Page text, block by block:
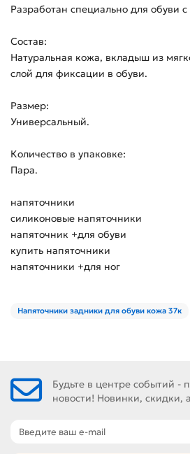
Разработан специально для обуви
Состав:
Натуральная кожа, вкладыш из
слой для фиксации в обуви.
Размер:
Универсальный.
Количество в упаковке:
Пара.
напяточники
силиконовые напяточники
напяточник +для обуви
купить напяточники
напяточники +для ног
Напяточники задники для обуви кожа 37к
Будьте в центре событий -
новости! Новинки, скидки,